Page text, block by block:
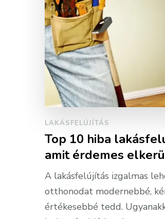
LAKÁSFELÚJÍTÁS
Top 10 hiba
amit érdemes
A lakásfelújítás izgalmas
otthonodat modernebbé,
értékesebbé tedd.